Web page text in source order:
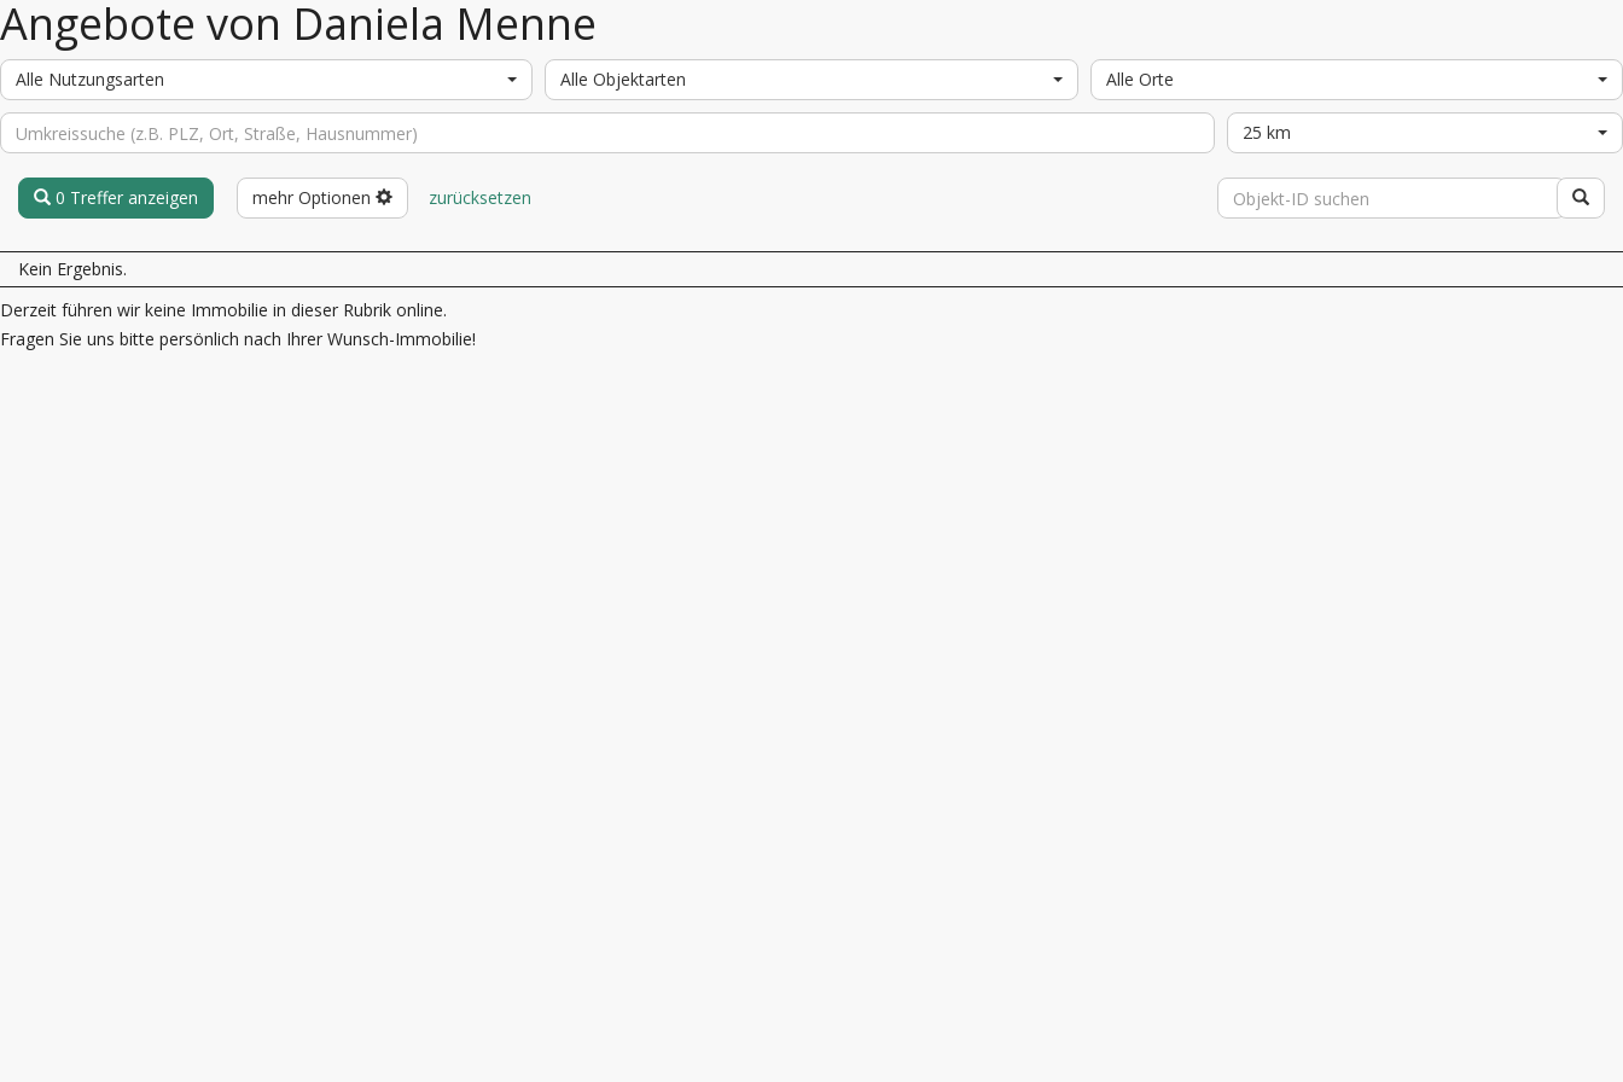
Angebote von Daniela Menne
Alle Nutzungsarten Alle Objektarten Alle Orte
25 km
0 Treffer anzeigen mehr Optionen zurücksetzen
Kein Ergebnis.
Derzeit führen wir keine Immobilie in dieser Rubrik online.
Fragen Sie uns bitte persönlich nach Ihrer Wunsch-Immobilie!